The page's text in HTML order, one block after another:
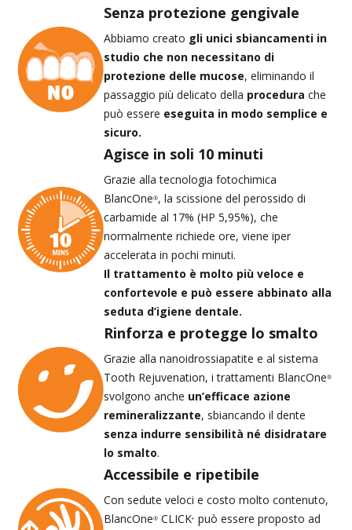
Senza protezione gengivale
Abbiamo creato gli unici sbiancamenti in
studio che non necessitano di
protezione delle mucose, eliminando il
passaggio più delicato della procedura che
può essere eseguita in modo semplice e
sicuro.
Agisce in soli 10 minuti
Grazie alla tecnologia fotochimica
BlancOne®, la scissione del perossido di
carbamide al 17% (HP 5,95%), che
normalmente richiede ore, viene iper
accelerata in pochi minuti.
Il trattamento è molto più veloce e
confortevole e può essere abbinato alla
seduta d’igiene dentale.
Rinforza e protegge lo smalto
Grazie alla nanoidrossiapatite e al sistema
Tooth Rejuvenation, i trattamenti BlancOne®
svolgono anche un’efficace azione
remineralizzante, sbiancando il dente
senza indurre sensibilità né disidratare
lo smalto.
Accessibile e ripetibile
Con sedute veloci e costo molto contenuto,
BlancOne® CLICK+ può essere proposto ad